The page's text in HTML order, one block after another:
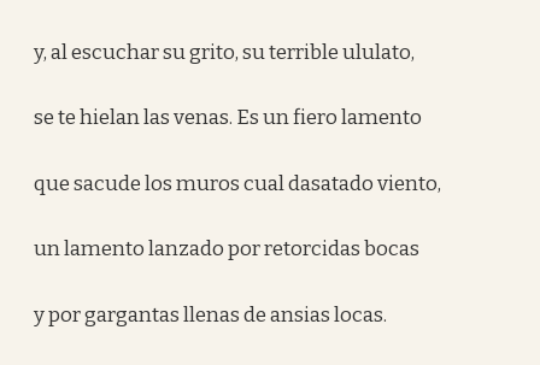
y, al escuchar su grito, su terrible ululato,
se te hielan las venas. Es un fiero lamento
que sacude los muros cual dasatado viento,
un lamento lanzado por retorcidas bocas
y por gargantas llenas de ansias locas.